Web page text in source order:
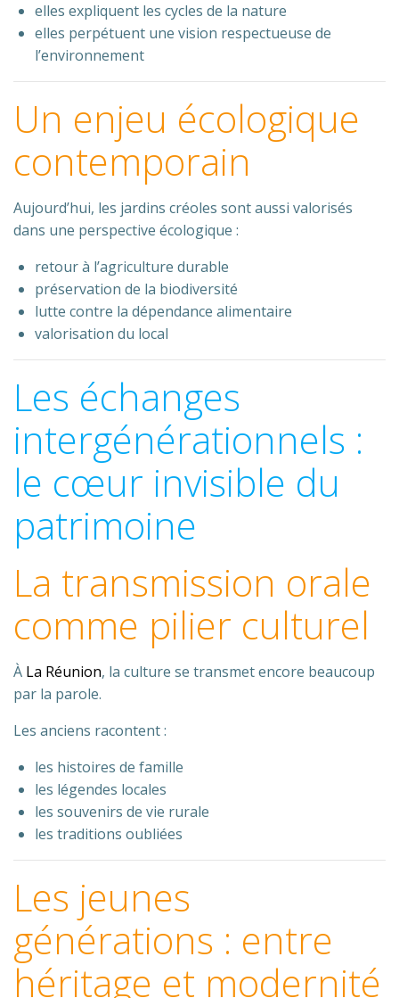
elles expliquent les cycles de la nature
elles perpétuent une vision respectueuse de
l’environnement
Un enjeu écologique
contemporain
Aujourd’hui, les jardins créoles sont aussi valorisés
dans une perspective écologique :
retour à l’agriculture durable
préservation de la biodiversité
lutte contre la dépendance alimentaire
valorisation du local
Les échanges
intergénérationnels :
le cœur invisible du
patrimoine
La transmission orale
comme pilier culturel
À La Réunion, la culture se transmet encore beaucoup
par la parole.
Les anciens racontent :
les histoires de famille
les légendes locales
les souvenirs de vie rurale
les traditions oubliées
Les jeunes
générations : entre
héritage et modernité